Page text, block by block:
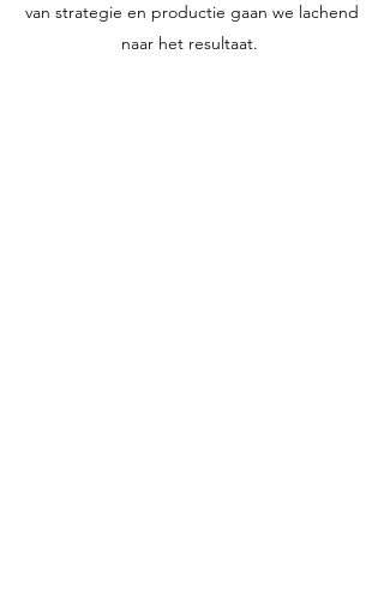
van strategie en productie gaan we lachend
naar het resultaat.